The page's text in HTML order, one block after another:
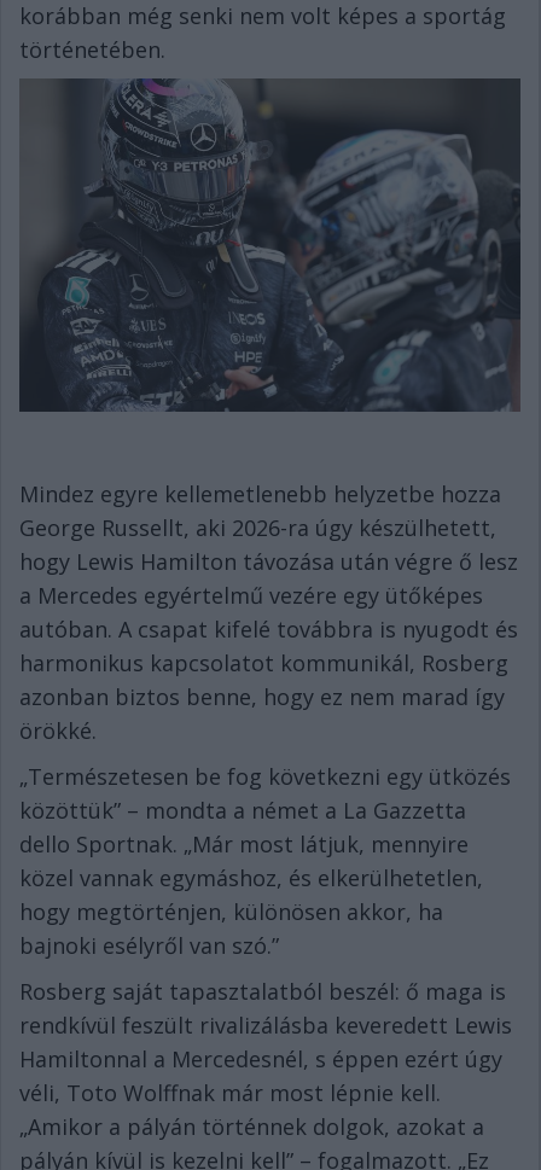
korábban még senki nem volt képes a sportág
történetében.
Mindez egyre kellemetlenebb helyzetbe hozza
George Russellt, aki 2026-ra úgy készülhetett,
hogy Lewis Hamilton távozása után végre ő lesz
a Mercedes egyértelmű vezére egy ütőképes
autóban. A csapat kifelé továbbra is nyugodt és
harmonikus kapcsolatot kommunikál, Rosberg
azonban biztos benne, hogy ez nem marad így
örökké.
„Természetesen be fog következni egy ütközés
közöttük” – mondta a német a La Gazzetta
dello Sportnak. „Már most látjuk, mennyire
közel vannak egymáshoz, és elkerülhetetlen,
hogy megtörténjen, különösen akkor, ha
bajnoki esélyről van szó.”
Rosberg saját tapasztalatból beszél: ő maga is
rendkívül feszült rivalizálásba keveredett Lewis
Hamiltonnal a Mercedesnél, s éppen ezért úgy
véli, Toto Wolffnak már most lépnie kell.
„Amikor a pályán történnek dolgok, azokat a
pályán kívül is kezelni kell” – fogalmazott. „Ez